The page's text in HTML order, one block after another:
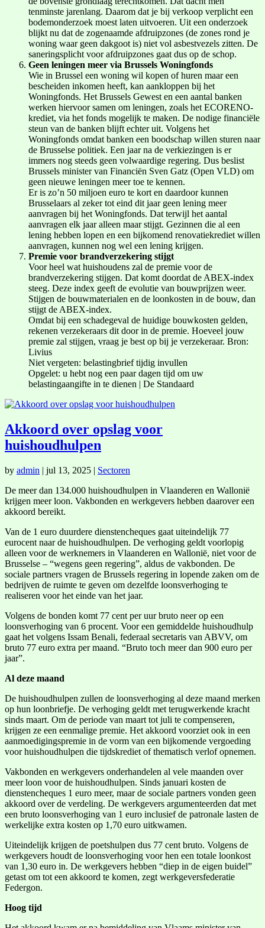
tenminste jarenlang. Daarom dat je bij verkoop verplicht een
bodemonderzoek moest laten uitvoeren. Uit een onderzoek
blijkt nu dat de zogenaamde afdruipzones (de zones rond je
woning waar geen dakgoot is) niet vol asbestvezels zitten. De
saneringsplicht voor afdruipzones gaat dus op de schop.
Geen leningen meer via Brussels Woningfonds
Wie in Brussel een woning wil kopen of huren maar een
bescheiden inkomen heeft, kan aankloppen bij het
Woningfonds. Het Brussels Gewest en een aantal banken
werken hiervoor samen om leningen, zoals het ECORENO-
krediet, via het fonds mogelijk te maken. De nodige financiële
steun van de banken blijft echter uit. Volgens het
Woningfonds omdat banken een boodschap willen sturen naar
de Brusselse politiek. Een jaar na de verkiezingen is er
immers nog steeds geen volwaardige regering. Dus beslist
Brussels minister van Financiën Sven Gatz (Open VLD) om
geen nieuwe leningen meer toe te kennen.
Er is zo’n 50 miljoen euro te kort en daardoor kunnen
Brusselaars al zeker tot eind dit jaar geen lening meer
aanvragen bij het Woningfonds. Dat terwijl het aantal
aanvragen elk jaar alleen maar stijgt. Gezinnen die al een
lening hebben lopen en een bijkomend renovatiekrediet willen
aanvragen, kunnen nog wel een lening krijgen.
Premie voor brandverzekering stijgt
Voor heel wat huishoudens zal de premie voor de
brandverzekering stijgen. Dat komt doordat de ABEX-index
steeg. Deze index geeft de evolutie van bouwprijzen weer.
Stijgen de bouwmaterialen en de loonkosten in de bouw, dan
stijgt de ABEX-index.
Omdat bij een schadegeval de huidige bouwkosten gelden,
rekenen verzekeraars dit door in de premie. Hoeveel jouw
premie zal stijgen, vraag je best op bij je verzekeraar. Bron:
Livius
Niet vergeten: belastingbrief tijdig invullen
Opgelet: u hebt nog een paar dagen tijd om uw
belastingaangifte in te dienen | De Standaard
Akkoord over opslag voor
huishoudhulpen
by admin | jul 13, 2025 | Sectoren
De meer dan 134.000 huishoudhulpen in Vlaanderen en Wallonië
krijgen meer loon. Vakbonden en werkgevers hebben daarover een
akkoord bereikt.
Van de 1 euro duurdere dienstencheques gaat uiteindelijk 77
eurocent naar de huishoudhulpen. De verhoging geldt voorlopig
alleen voor de werknemers in Vlaanderen en Wallonië, niet voor de
Brusselse – “wegens geen regering”, aldus de vakbonden. De
sociale partners vragen de Brussels regering in lopende zaken om de
bedrijven de ruimte te geven om dezelfde loonsverhoging te
realiseren voor het einde van het jaar.
Volgens de bonden komt 77 cent per uur bruto neer op een
loonsverhoging van 6 procent. Voor een gemiddelde huishoudhulp
gaat het volgens Issam Benali, federaal secretaris van ABVV, om
bruto 77 euro extra per maand. “Bruto toch meer dan 900 euro per
jaar”.
Al deze maand
De huishoudhulpen zullen de loonsverhoging al deze maand merken
op hun loonbriefje. De verhoging geldt met terugwerkende kracht
sinds maart. Om de periode van maart tot juli te compenseren,
krijgen ze een eenmalige premie. Het akkoord voorziet ook in een
aanmoedigingspremie in de vorm van een bijkomende vergoeding
voor huishoudhulpen die tijdskrediet of thematisch verlof opnemen.
Vakbonden en werkgevers onderhandelen al vele maanden over
meer loon voor de huishoudhulpen. Sinds januari kosten de
dienstencheques 1 euro meer, maar de sociale partners vonden geen
akkoord over de verdeling. De werkgevers argumenteerden dat met
een bruto loonsverhoging van 1 euro inclusief de patronale lasten de
werkelijke extra kosten op 1,70 euro uitkwamen.
Uiteindelijk krijgen de poetshulpen dus 77 cent bruto. Volgens de
werkgevers houdt de loonsverhoging voor hen een totale loonkost
van 1,30 euro in. De werkgevers hebben “diep in de eigen buidel”
getast om tot een akkoord te komen, zegt werkgeversfederatie
Federgon.
Hoog tijd